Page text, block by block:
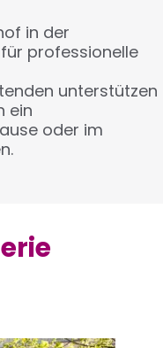
in der
professionelle
unterstützen
ein
oder im